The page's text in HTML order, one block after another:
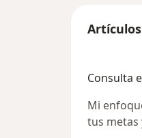
Artículos
Consulta
Mi
tus metas